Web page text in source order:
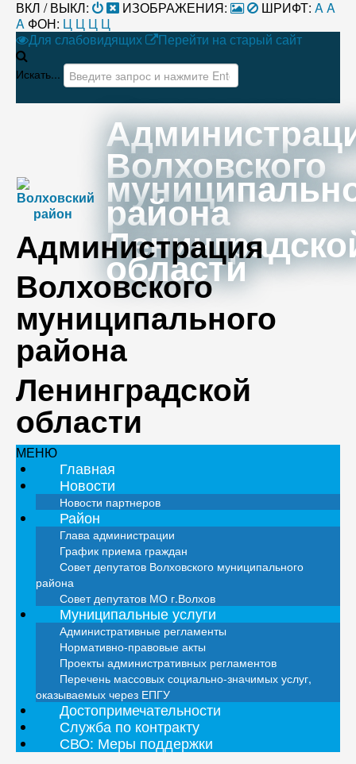
ВКЛ / ВЫКЛ: ИЗОБРАЖЕНИЯ: ШРИФТ: AA
A ФОН: Ц Ц Ц Ц
Для слабовидящих
Перейти на старый сайт
Искать...
Волховского
района
области
Администрация
Волховского
муниципального
района
Ленинградской
области
МЕНЮ
Главная
Новости
Новости партнеров
Район
Глава администрации
График приема граждан
Совет депутатов Волховского муниципального
района
Совет депутатов МО г.Волхов
Муниципальные услуги
Административные регламенты
Нормативно-правовые акты
Проекты административных регламентов
Перечень массовых социально-значимых услуг,
оказываемых через ЕПГУ
Достопримечательности
Служба по контракту
СВО: Меры поддержки